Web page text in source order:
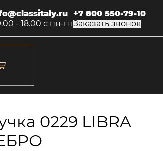
- 18.00 с пн-пт
+7 800 550-79-10
Заказать звонок
0229 LIBRA